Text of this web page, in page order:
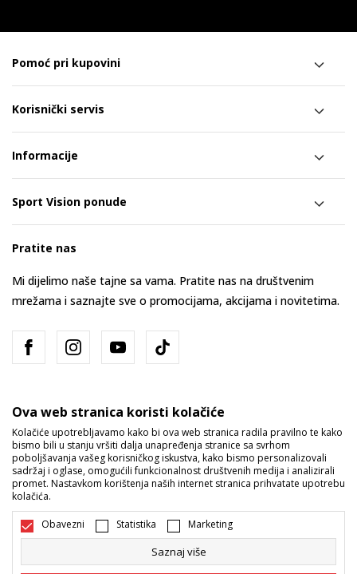
Pomoć pri kupovini
Korisnički servis
Informacije
Sport Vision ponude
Pratite nas
Mi dijelimo naše tajne sa vama. Pratite nas na društvenim
mrežama i saznajte sve o promocijama, akcijama i novitetima.
Bosna i Hercegovina Promijenite
Nastojimo da budemo što precizniji u opisu proizvoda, prikazu slika i
Ova web stranica koristi kolačiće
Kolačiće upotrebljavamo kako bi ova web stranica radila pravilno te kako
bismo bili u stanju vršiti dalja unapređenja stranice sa svrhom
poboljšavanja vašeg korisničkog iskustva, kako bismo personalizovali
sadržaj i oglase, omogućili funkcionalnost društvenih medija i analizirali
promet. Nastavkom korištenja naših internet stranica prihvatate upotrebu
kolačića.
Obavezni Statistika Marketing
Saznaj više